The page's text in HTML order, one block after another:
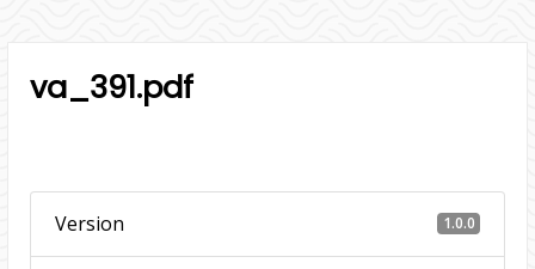
va_391.pdf
Version 1.0.0